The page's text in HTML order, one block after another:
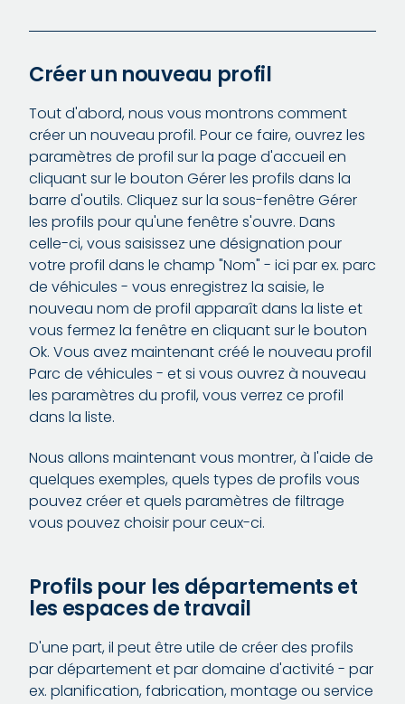
Créer un nouveau profil
Tout d'abord, nous vous montrons comment
créer un nouveau profil. Pour ce faire, ouvrez les
paramètres de profil sur la page d'accueil en
cliquant sur le bouton Gérer les profils dans la
barre d'outils. Cliquez sur la sous-fenêtre Gérer
les profils pour qu'une fenêtre s'ouvre. Dans
celle-ci, vous saisissez une désignation pour
votre profil dans le champ "Nom" - ici par ex. parc
de véhicules - vous enregistrez la saisie, le
nouveau nom de profil apparaît dans la liste et
vous fermez la fenêtre en cliquant sur le bouton
Ok. Vous avez maintenant créé le nouveau profil
Parc de véhicules - et si vous ouvrez à nouveau
les paramètres du profil, vous verrez ce profil
dans la liste.
Nous allons maintenant vous montrer, à l'aide de
quelques exemples, quels types de profils vous
pouvez créer et quels paramètres de filtrage
vous pouvez choisir pour ceux-ci.
Profils pour les départements et
les espaces de travail
D'une part, il peut être utile de créer des profils
par département et par domaine d'activité - par
ex. planification, fabrication, montage ou service